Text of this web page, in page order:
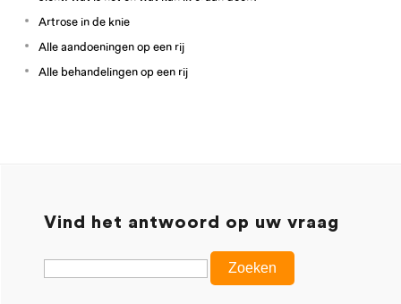
Artrose in de knie
Alle aandoeningen op een rij
Alle behandelingen op een rij
Vind het antwoord op uw vraag